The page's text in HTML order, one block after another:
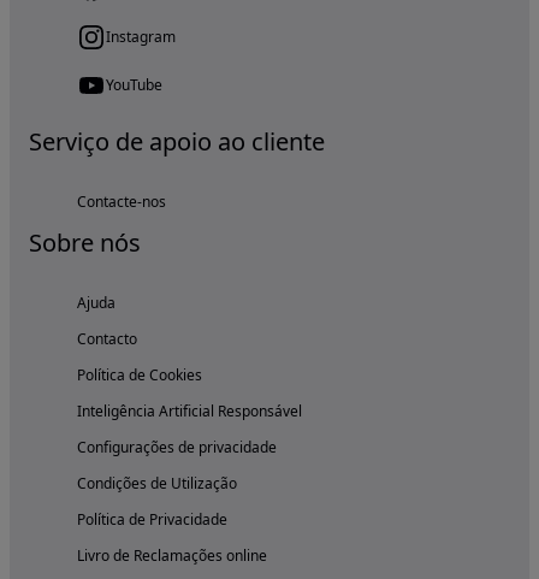
Instagram
YouTube
Serviço de apoio ao cliente
Contacte-nos
Sobre nós
Ajuda
Contacto
Política de Cookies
Inteligência Artificial Responsável
Configurações de privacidade
Condições de Utilização
Política de Privacidade
Livro de Reclamações online